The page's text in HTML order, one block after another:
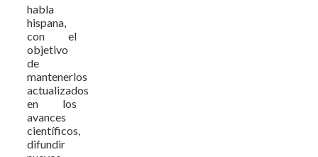
habla
hispana,
con el
objetivo
de
mantenerlos
actualizados
en los
avances
científicos,
difundir